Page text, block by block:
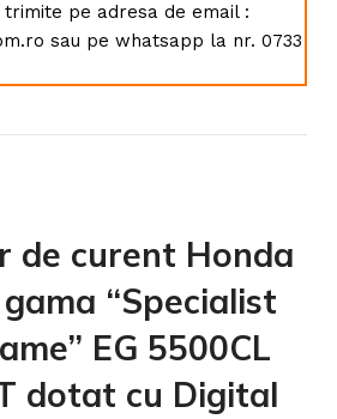
trimite pe adresa de email :
sau pe whatsapp la nr. 0733
de curent Honda
“Specialist
EG 5500CL
dotat cu Digital